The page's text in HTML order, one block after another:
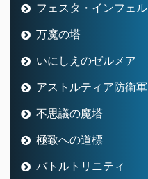
フェスタ・インフェル
万魔の塔
いにしえのゼルメア
アストルティア防衛軍
不思議の魔塔
極致への道標
バトルトリニティ